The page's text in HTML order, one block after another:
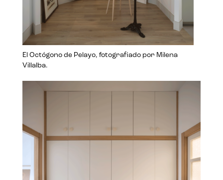
El Octógono de Pelayo, fotografiado por Milena
Villalba.